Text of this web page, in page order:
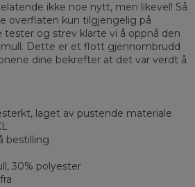
ikke noe nytt, men likevel! Så
overflaten kun tilgjengelig på
og strev klarte vi å oppnå den
Dette er et flott gjennombrudd
dine bekrefter at det var verdt å
laget av pustende materiale
bestilling
30% polyester